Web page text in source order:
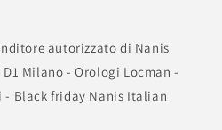
autorizzato di Nanis
Milano - Orologi Locman -
- Black friday Nanis Italian